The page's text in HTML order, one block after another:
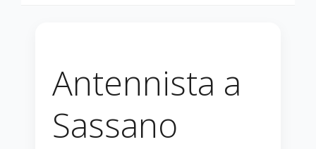
Antennista a
Sassano